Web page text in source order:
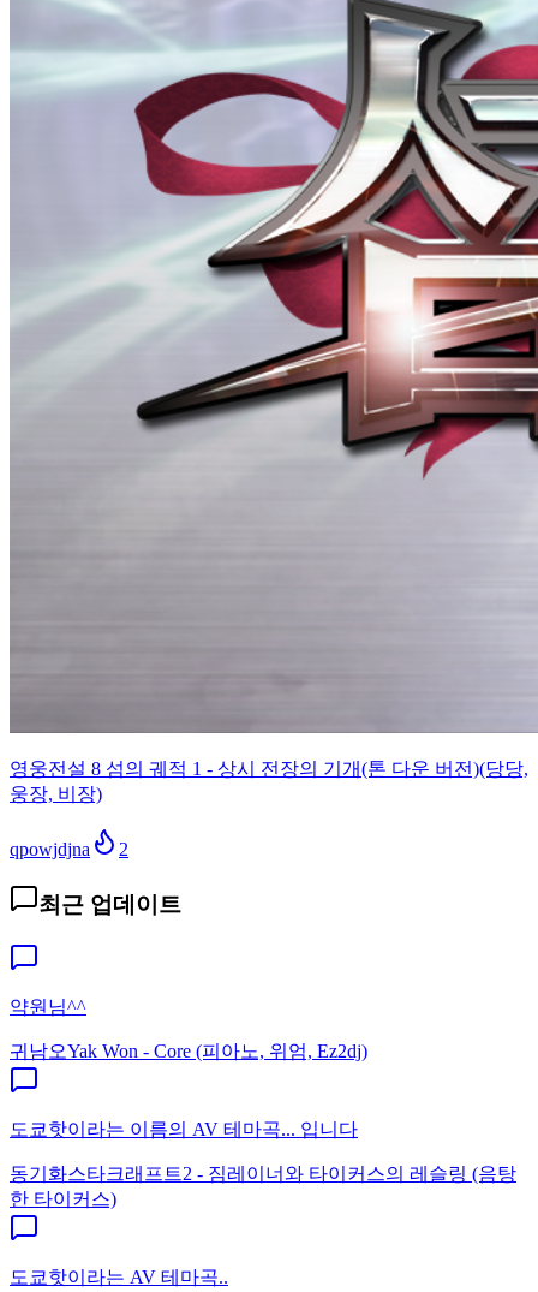
영웅전설 8 섬의 궤적 1 - 상시 전장의 기개(톤 다운 버전)(당당,
웅장, 비장)
qpowjdjna 2
최근 업데이트
약원님^^
귀남오Yak Won - Core (피아노, 위엄, Ez2dj)
도쿄핫이라는 이름의 AV 테마곡... 입니다
동기화스타크래프트2 - 짐레이너와 타이커스의 레슬링 (음탕
한 타이커스)
도쿄핫이라는 AV 테마곡..